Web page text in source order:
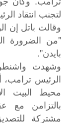
لتجنب انتقاد
وقالت باتل إن
"من الضرورة
بايدن".
وشهدت
الرئيس ترامب،
محيط البيت
بالتزامن مع
مشتركة